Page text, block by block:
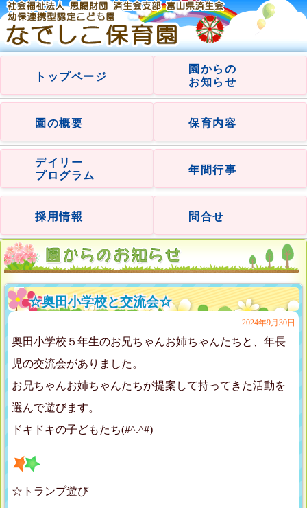
トップページ
園からの
お知らせ
園の概要 保育内容
デイリー
プログラム
年間行事
採用情報 問合せ
☆奥田小学校と交流会☆
2024年9月30日
奥田小学校５年生のお兄ちゃんお姉ちゃんたちと、年長
児の交流会がありました。
お兄ちゃんお姉ちゃんたちが提案して持ってきた活動を
選んで遊びます。
ドキドキの子どもたち(#^.^#)
☆トランプ遊び